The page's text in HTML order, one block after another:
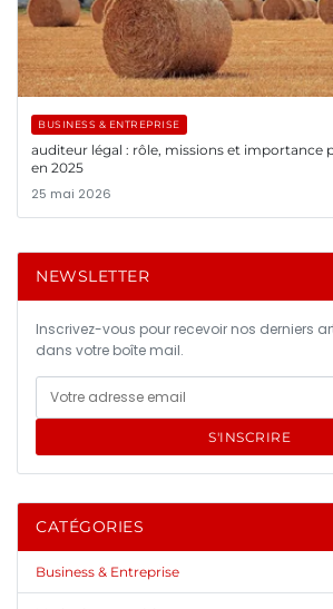
BUSINESS & ENTREPRISE
auditeur légal : rôle, missions et importance
en 2025
25 mai 2026
NEWSLETTER
Inscrivez-vous pour recevoir nos derniers
dans votre boîte mail.
S'INSCRIRE
CATÉGORIES
Business & Entreprise